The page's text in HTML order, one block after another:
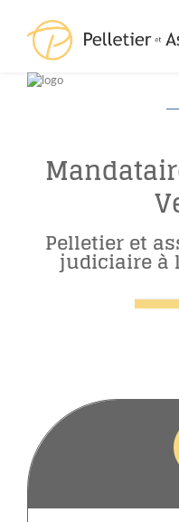
Pelletier et
judiciaire à